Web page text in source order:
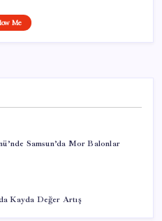
Me
Samsun’da Mor Balonlar
Kayda Değer Artış